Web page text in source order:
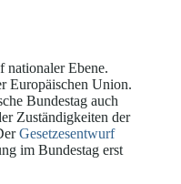
nationaler Ebene.
Europäischen Union.
Bundestag auch
Zuständigkeiten der
Gesetzesentwurf
im Bundestag erst